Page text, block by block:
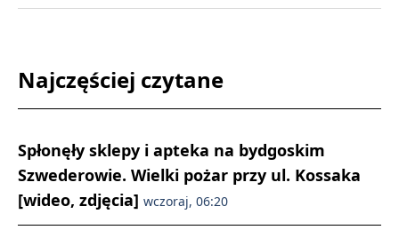
Najczęściej czytane
Spłonęły sklepy i apteka na bydgoskim
Szwederowie. Wielki pożar przy ul. Kossaka
[wideo, zdjęcia] wczoraj, 06:20